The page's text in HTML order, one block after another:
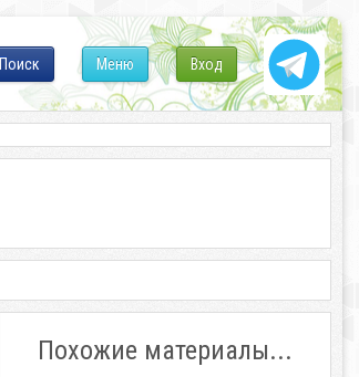
Вход
Меню
Поиск
Похожие материалы...